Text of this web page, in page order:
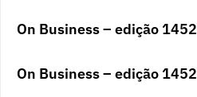
On Business – edição 1452
On Business – edição 1452